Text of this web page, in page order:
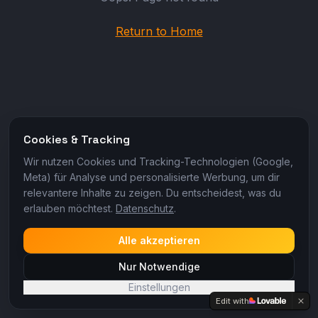
Return to Home
Cookies & Tracking
Wir nutzen Cookies und Tracking-Technologien (Google,
Meta) für Analyse und personalisierte Werbung, um dir
relevantere Inhalte zu zeigen. Du entscheidest, was du
erlauben möchtest. Datenschutz.
Alle akzeptieren
Nur Notwendige
Einstellungen
Edit with